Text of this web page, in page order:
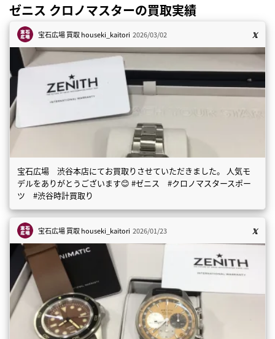
ゼニス クロノマスターの買取実績
宝石広場 買取houseki_kaitori 2026/03/02
宝石広場 渋谷本店にてお買取りさせていただきました。 人気モ
デルをありがとうございます😊 #ゼニス #クロノマスタースポー
ツ #渋谷時計買取り
宝石広場 買取houseki_kaitori 2026/01/23